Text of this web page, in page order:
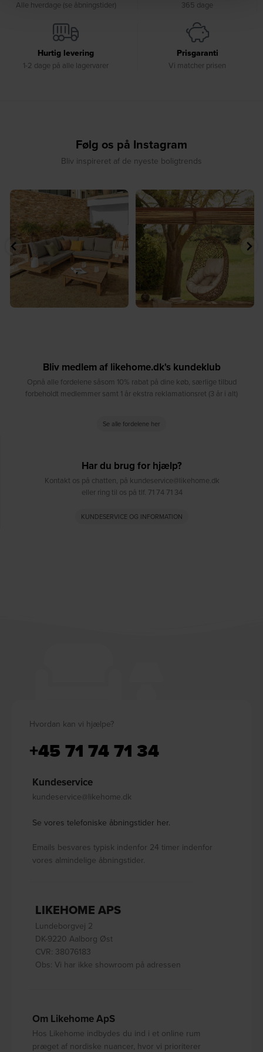
Alle hverdage (se åbningstider) 365 dage
Hurtig levering
1-2 dage på alle lagervarer
Prisgaranti
Vi matcher prisen
Følg os på Instagram
Bliv inspireret af de nyeste boligtrends
☀️ Sommerens naturlige
samlingspunkt⁠
7 0
☀️ Find dit yndlingssted denne
sommer⁠
7 0
Bliv medlem af likehome.dk's kundeklub
Opnå alle fordelene såsom 10% rabat på dine køb, særlige tilbud
forbeholdt medlemmer samt 1 år ekstra reklamationsret (3 år i alt)
Se alle fordelene her
Har du brug for hjælp?
Kontakt os på chatten, på kundeservice@likehome.dk
eller ring til os på tlf. 71 74 71 34
KUNDESERVICE OG INFORMATION
Hvordan kan vi hjælpe?
+45 71 74 71 34
Kundeservice
kundeservice@likehome.dk
Se vores telefoniske åbningstider her.
Emails besvares typisk indenfor 24 timer indenfor
vores almindelige åbningstider.
LIKEHOME APS
Lundeborgvej 2
DK-9220 Aalborg Øst
CVR: 38076183
Obs: Vi har ikke showroom på adressen
Om Likehome ApS
Hos Likehome indbydes du ind i et online rum
præget af nordiske nuancer, hvor vi prioriterer